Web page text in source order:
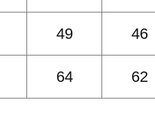
46
49
62
64